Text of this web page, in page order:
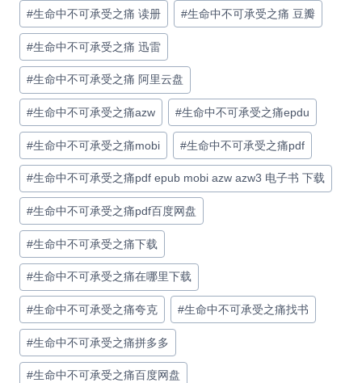
#生命中不可承受之痛 读册 #生命中不可承受之痛 豆瓣
#生命中不可承受之痛 迅雷
#生命中不可承受之痛 阿里云盘
#生命中不可承受之痛azw #生命中不可承受之痛epdu
#生命中不可承受之痛mobi #生命中不可承受之痛pdf
#生命中不可承受之痛pdf epub mobi azw azw3 电子书 下载
#生命中不可承受之痛pdf百度网盘
#生命中不可承受之痛下载
#生命中不可承受之痛在哪里下载
#生命中不可承受之痛夸克 #生命中不可承受之痛找书
#生命中不可承受之痛拼多多
#生命中不可承受之痛百度网盘